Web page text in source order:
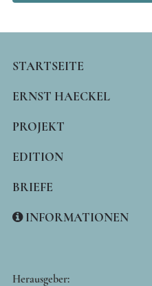
MAIN
NAVIGATION
STARTSEITE
ERNST HAECKEL
PROJEKT
EDITION
BRIEFE
INFORMATIONEN
Herausgeber: